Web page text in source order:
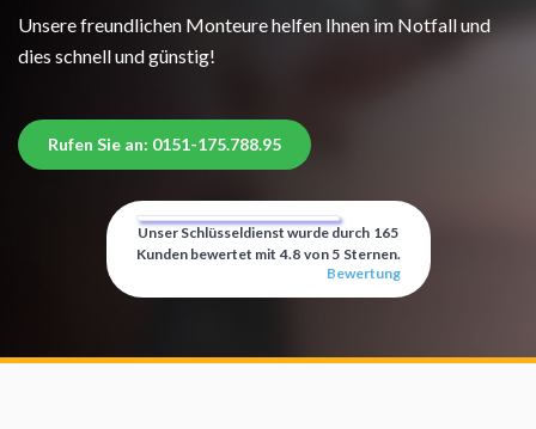
Unsere freundlichen Monteure helfen Ihnen im Notfall und
dies schnell und günstig!
Rufen Sie an: 0151-175.788.95
Unser Schlüsseldienst wurde durch 165
Kunden bewertet mit 4.8 von 5 Sternen.
Bewertung